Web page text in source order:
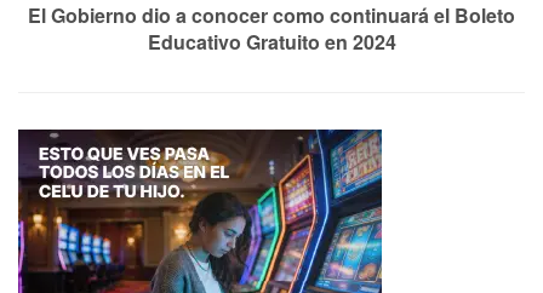
El Gobierno dio a conocer como continuará el Boleto
Educativo Gratuito en 2024